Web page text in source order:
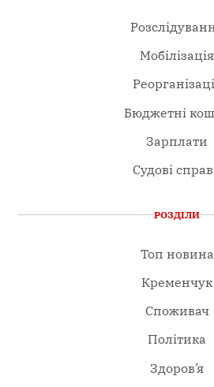
Мобілізація
Бюджетні
Зарплати
Судові
РОЗДІЛИ
Топ новина
Кременчук
Споживач
Політика
Здоров’я